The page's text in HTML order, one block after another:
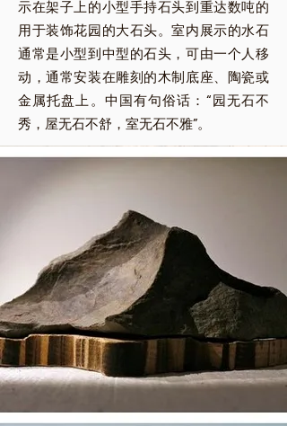
示在架子上的小型手持石头到重达数吨的
用于装饰花园的大石头。室内展示的水石
通常是小型到中型的石头，可由一个人移
动，通常安装在雕刻的木制底座、陶瓷或
金属托盘上。中国有句俗话：“园无石不
秀，屋无石不舒，室无石不雅”。